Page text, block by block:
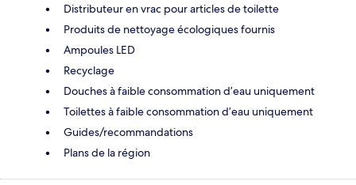
Distributeur en vrac pour articles de toilette
Produits de nettoyage écologiques fournis
Ampoules LED
Recyclage
Douches à faible consommation d’eau uniquement
Toilettes à faible consommation d’eau uniquement
Guides/recommandations
Plans de la région